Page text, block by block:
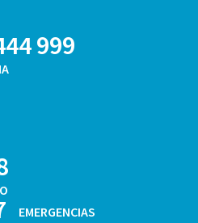
999
EMERGENCIAS